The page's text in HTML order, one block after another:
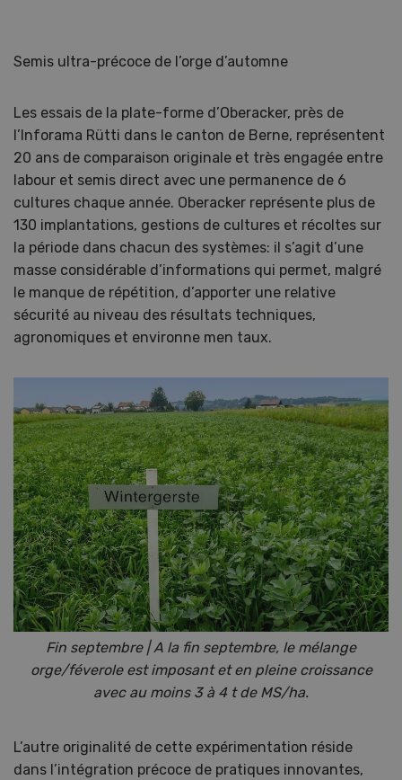
Semis ultra-précoce de l’orge d’automne
Les essais de la plate-forme d’Oberacker, près de
l’Inforama Rütti dans le canton de Berne, représentent
20 ans de comparaison originale et très engagée entre
labour et semis direct avec une permanence de 6
cultures chaque année. Oberacker représente plus de
130 implantations, gestions de cultures et récoltes sur
la période dans chacun des systèmes: il s’agit d’une
masse considérable d’informations qui permet, malgré
le manque de répétition, d’apporter une relative
sécurité au niveau des résultats techniques,
agronomiques et environne men taux.
Fin septembre | A la fin septembre, le mélange
orge/féverole est imposant et en pleine croissance
avec au moins 3 à 4 t de MS/ha.
L’autre originalité de cette expérimentation réside
dans l’intégration précoce de pratiques innovantes,